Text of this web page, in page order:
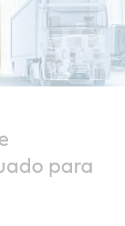
para